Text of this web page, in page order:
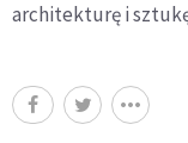
architekturę i